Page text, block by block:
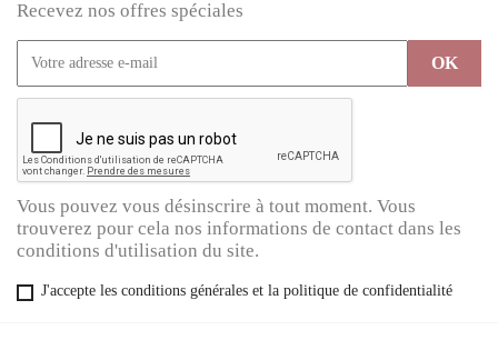
Recevez nos offres spéciales
Vous pouvez vous désinscrire à tout moment. Vous
trouverez pour cela nos informations de contact dans les
conditions d'utilisation du site.
J'accepte les conditions générales et la politique de confidentialité